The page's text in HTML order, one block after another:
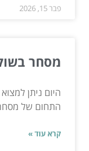
פבר 15, 2026
מסחר
היום ניתן
התחום של מסחר
קרא עוד »